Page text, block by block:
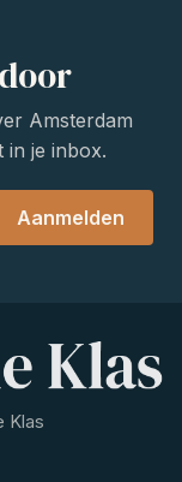
Amsterdam
in je inbox.
Aanmelden
Klas